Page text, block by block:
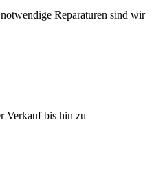
Reparaturen sind wir
Verkauf bis hin zu